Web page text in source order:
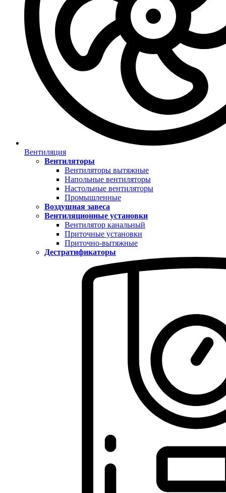
Вентиляция
Вентиляторы
Вентиляторы вытяжные
Напольные вентиляторы
Настольные вентиляторы
Промышленные
Воздушная завеса
Вентиляционные установки
Вентилятор канальный
Приточные установки
Приточно-вытяжные
Дестратификаторы